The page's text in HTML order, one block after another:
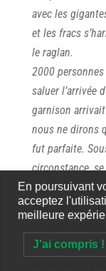
avec les
et les fracs
le raglan.
2000
saluer l’arrivée
garnison
nous ne dirons
fut parfaite.
circonstance,
conseil
des officiers.
La revue
de longue
En poursuivant
acceptez
meilleure
J'ai compris !